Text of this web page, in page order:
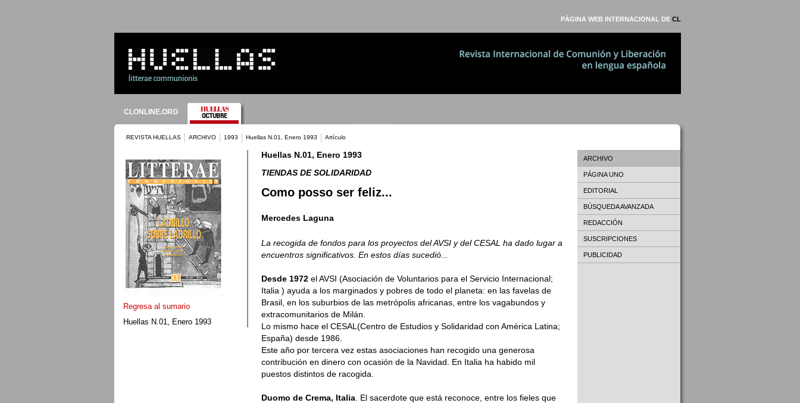
PÁGINA WEB INTERNACIONAL DE CL
CLONLINE.ORG
REVISTA HUELLAS ARCHIVO 1993 Huellas N.01, Enero 1993 Artículo
Regresa al sumario
Huellas N.01, Enero 1993
Huellas N.01, Enero 1993
TIENDAS DE SOLIDARIDAD
Como posso ser feliz...
Mercedes Laguna
La recogida de fondos para los proyectos del AVSI y del CESAL ha dado lugar a
encuentros significativos. En estos días sucedió...
Desde 1972 el AVSI (Asociación de Voluntarios para el Servicio Inter­nacional;
Italia ) ayuda a los margi­nados y pobres de todo el planeta: en las favelas de
Brasil, en los suburbios de las metrópolis africa­nas, entre los vagabundos y
extraco­munitarios de Milán.
Lo mismo hace el CESAL(Centro de Estudios y Solidaridad con Amé­rica Latina;
España) desde 1986.
Este año por tercera vez estas asociaciones han recogido una gene­rosa
contribución en dinero con oca­sión de la Navidad. En Italia ha habido mil
puestos distintos de raco­gida.
Duomo de Crema, Italia . El sacerdote que está reconoce, entre los fieles que
ARCHIVO
PÁGINA UNO
EDITORIAL
BÚSQUEDA AVANZADA
REDACCIÓN
SUSCRIPCIONES
PUBLICIDAD